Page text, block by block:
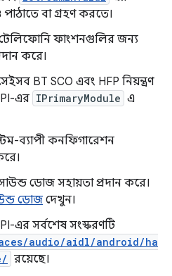
বা গ্রহণ করতে।
ফাংশনগুলির জন্য
করে।
BT SCO এবং HFP নিয়ন্ত্রণ
এর IPrimaryModule এ
ব্যাপী কনফিগারেশন
ডোজ সহায়তা প্রদান করে।
ডোজ দেখুন।
এর সর্বশেষ সংস্করণটি
audio/aidl/android/ha
রয়েছে।